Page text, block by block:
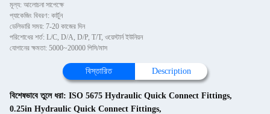
মূল্য: আলোচনা সাপেক্ষে
প্যাকেজিং বিবরণ: কার্টুন
ডেলিভারি সময়: 7-20 কাজের দিন
পরিশোধের শর্ত: L/C, D/A, D/P, T/T, ওয়েস্টার্ন ইউনিয়ন
যোগানের ক্ষমতা: 5000~20000 পিসি/মাস
বিস্তারিত Description
বিশেষভাবে তুলে ধরা: ISO 5675 Hydraulic Quick Connect Fittings,
0.25in Hydraulic Quick Connect Fittings,